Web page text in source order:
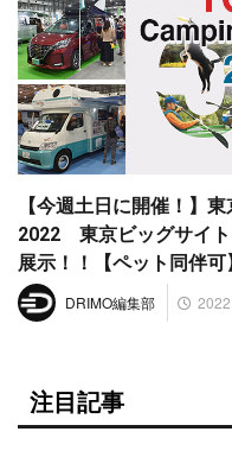
【今週土日に開催！】
2022 東京ビッグサイト
展示！！【ペット同伴可
DRIMO編集部
注目記事